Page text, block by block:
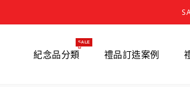
紀念品分類
SALE
禮品訂造案例